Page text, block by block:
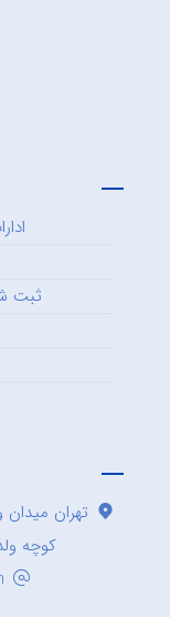
ثبت
تهران میدان
کوچه ولدی پلاک